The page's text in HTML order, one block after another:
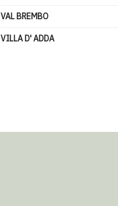
VAL BREMBO
VILLA D' ADDA